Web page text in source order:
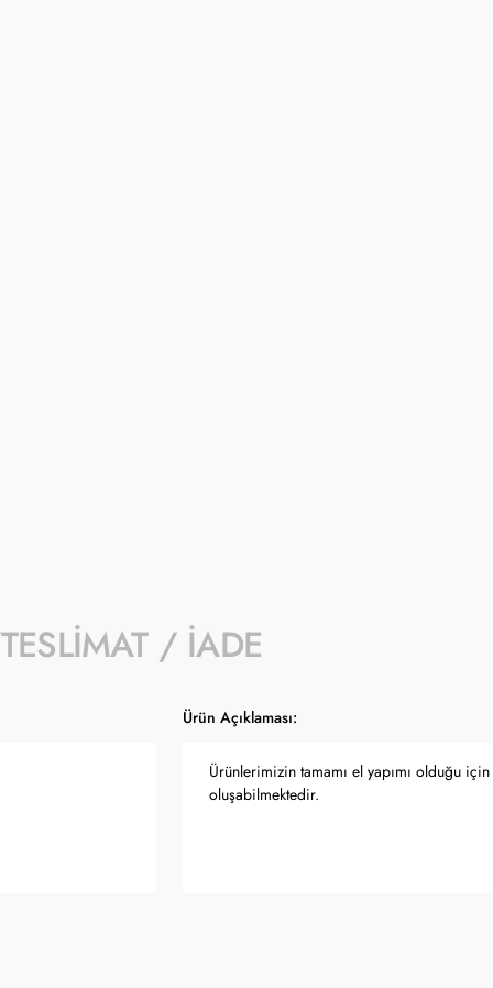
TESLIMAT / İADE
Ürün Açıklaması:
Ürünlerimizin tamamı el yapımı olduğu
oluşabilmektedir.